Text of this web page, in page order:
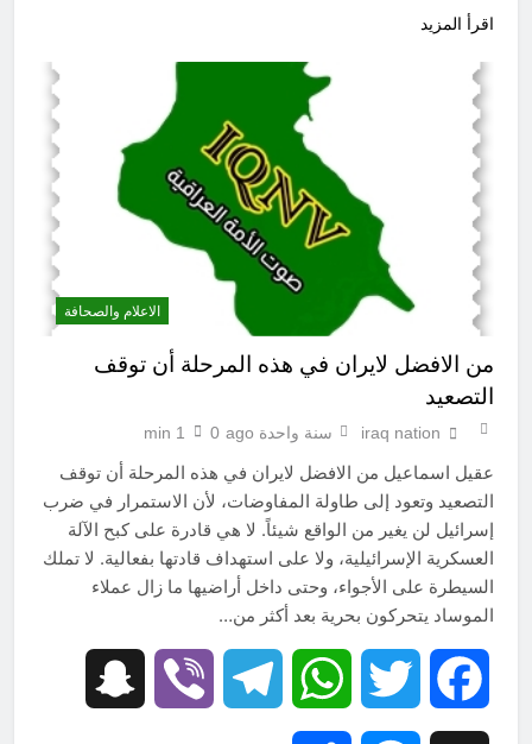
اقرأ المزيد
الاعلام والصحافة
من الافضل لايران في هذه المرحلة أن توقف
التصعيد
iraq nation سنة واحدة ago 0
1 min
عقيل اسماعيل من الافضل لايران في هذه المرحلة أن توقف
التصعيد وتعود إلى طاولة المفاوضات، لأن الاستمرار في ضرب
إسرائيل لن يغير من الواقع شيئاً. لا هي قادرة على كبح الآلة
العسكرية الإسرائيلية، ولا على استهداف قادتها بفعالية. لا تملك
السيطرة على الأجواء، وحتى داخل أراضيها ما زال عملاء
الموساد يتحركون بحرية بعد أكثر من…
Facebook
Twitter
WhatsApp
Telegram
Viber